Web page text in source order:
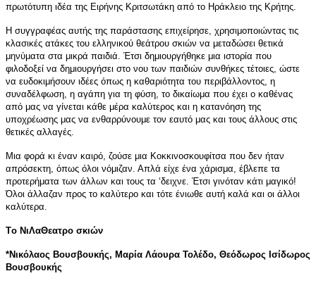
πρωτότυπη ιδέα της Ειρήνης Κριτσωτάκη από το Ηράκλειο της Κρήτης.
Η συγγραφέας αυτής της παράστασης επιχείρησε, χρησιμοποιώντας τις
κλασικές ατάκες του ελληνικού θεάτρου σκιών να μεταδώσει θετικά
μηνύματα στα μικρά παιδιά. Έτσι δημιουργήθηκε μια ιστορία που
φιλοδοξεί να δημιουργήσει στο νου των παιδιών συνθήκες τέτοιες, ώστε
να ευδοκιμήσουν ιδέες όπως η καθαριότητα του περιβάλλοντος, η
συναδέλφωση, η αγάπη για τη φύση, το δικαίωμα που έχει ο καθένας
από μας να γίνεται κάθε μέρα καλύτερος και η κατανόηση της
υποχρέωσης μας να ενθαρρύνουμε τον εαυτό μας και τους άλλους στις
θετικές αλλαγές.
Μια φορά κι έναν καιρό, ζούσε μια Κοκκινοσκουφίτσα που δεν ήταν
απρόσεκτη, όπως όλοι νόμιζαν. Απλά είχε ένα χάρισμα, έβλεπε τα
προτερήματα των άλλων και τους τα ‘δειχνε. Έτσι γινόταν κάτι μαγικό!
Όλοι άλλαζαν προς το καλύτερο και τότε ένιωθε αυτή καλά και οι άλλοι
καλύτερα.
Tο ΝιΛαΘεατρο σκιών
*Νικόλαος Βουσβουκής, Μαρία Λάουρα Τολέδο, Θεόδωρος Ισίδωρος
Βουσβουκής